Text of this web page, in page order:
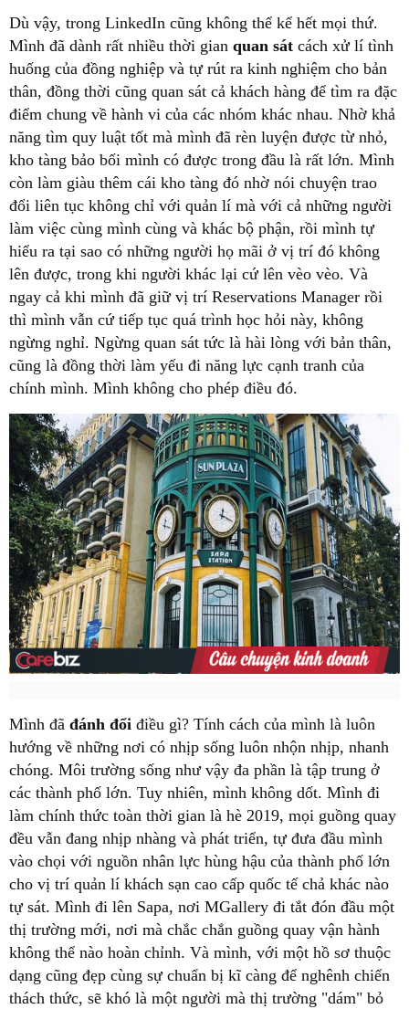
Dù vậy, trong LinkedIn cũng không thể kể hết mọi thứ.
Mình đã dành rất nhiều thời gian quan sát cách xử lí tình
huống của đồng nghiệp và tự rút ra kinh nghiệm cho bản
thân, đồng thời cũng quan sát cả khách hàng để tìm ra đặc
điểm chung về hành vi của các nhóm khác nhau. Nhờ khả
năng tìm quy luật tốt mà mình đã rèn luyện được từ nhỏ,
kho tàng bảo bối mình có được trong đầu là rất lớn. Mình
còn làm giàu thêm cái kho tàng đó nhờ nói chuyện trao
đổi liên tục không chỉ với quản lí mà với cả những người
làm việc cùng mình cùng và khác bộ phận, rồi mình tự
hiểu ra tại sao có những người họ mãi ở vị trí đó không
lên được, trong khi người khác lại cứ lên vèo vèo. Và
ngay cả khi mình đã giữ vị trí Reservations Manager rồi
thì mình vẫn cứ tiếp tục quá trình học hỏi này, không
ngừng nghỉ. Ngừng quan sát tức là hài lòng với bản thân,
cũng là đồng thời làm yếu đi năng lực cạnh tranh của
chính mình. Mình không cho phép điều đó.
Mình đã đánh đổi điều gì? Tính cách của mình là luôn
hướng về những nơi có nhịp sống luôn nhộn nhịp, nhanh
chóng. Môi trường sống như vậy đa phần là tập trung ở
các thành phố lớn. Tuy nhiên, mình không dốt. Mình đi
làm chính thức toàn thời gian là hè 2019, mọi guồng quay
đều vẫn đang nhịp nhàng và phát triển, tự đưa đầu mình
vào chọi với nguồn nhân lực hùng hậu của thành phố lớn
cho vị trí quản lí khách sạn cao cấp quốc tế chả khác nào
tự sát. Mình đi lên Sapa, nơi MGallery đi tắt đón đầu một
thị trường mới, nơi mà chắc chắn guồng quay vận hành
không thể nào hoàn chỉnh. Và mình, với một hồ sơ thuộc
dạng cũng đẹp cùng sự chuẩn bị kĩ càng để nghênh chiến
thách thức, sẽ khó là một người mà thị trường "dám" bỏ